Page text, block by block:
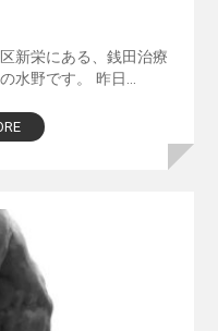
新栄にある、銭田治療
水野です。 昨日…